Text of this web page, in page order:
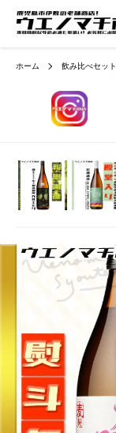
ホーム 飲み比べセット